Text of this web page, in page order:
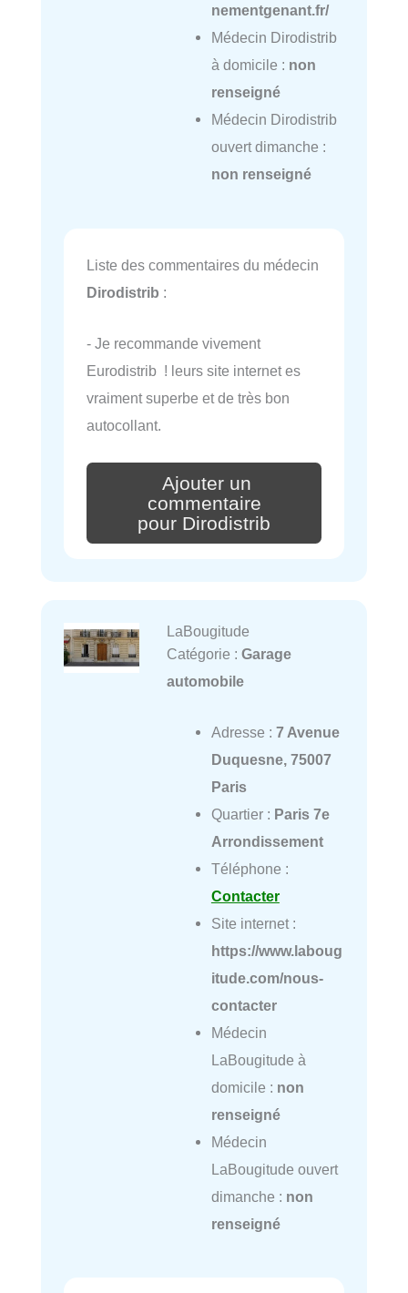
nementgenant.fr/
Médecin Dirodistrib
à domicile : non
renseigné
Médecin Dirodistrib
ouvert dimanche :
non renseigné
Liste des commentaires du médecin
Dirodistrib :
- Je recommande vivement
Eurodistrib ! leurs site internet es
vraiment superbe et de très bon
autocollant.
Ajouter un
commentaire
pour Dirodistrib
LaBougitude
Catégorie : Garage
automobile
Adresse : 7 Avenue
Duquesne, 75007
Paris
Quartier : Paris 7e
Arrondissement
Téléphone :
Contacter
Site internet :
https://www.laboug
itude.com/nous-
contacter
Médecin
LaBougitude à
domicile : non
renseigné
Médecin
LaBougitude ouvert
dimanche : non
renseigné